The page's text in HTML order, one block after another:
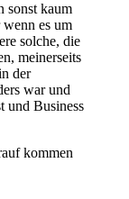
sonst kaum
es um
solche, die
meinerseits
der
war und
und Business
kommen